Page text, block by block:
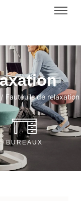
/ Fauteuils de relaxation
BUREAUX